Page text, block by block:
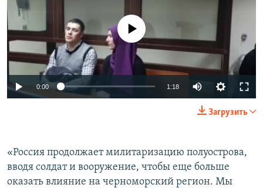
1080p
No media source currently available
0:00 1:18
270p
1080p
Загрузить
«Россия продолжает милитаризацию полуострова,
вводя солдат и вооружение, чтобы еще больше
оказать влияние на черноморский регион. Мы